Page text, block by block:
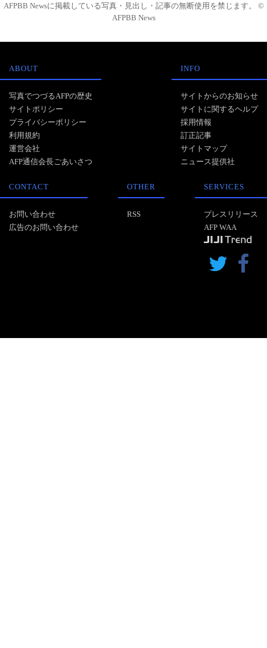
AFPBB Newsに掲載している写真・見出し・記事の無断使用を禁じます。 ©
AFPBB News
ABOUT
写真でつづるAFPの歴史
サイトポリシー
プライバシーポリシー
利用規約
運営会社
AFP通信会長ごあいさつ
INFO
サイトからのお知らせ
サイトに関するヘルプ
採用情報
訂正記事
サイトマップ
ニュース提供社
CONTACT
お問い合わせ
広告のお問い合わせ
OTHER
RSS
SERVICES
プレスリリース
AFP WAA